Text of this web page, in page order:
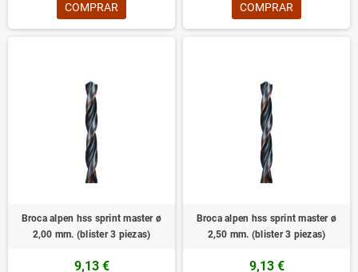
COMPRAR COMPRAR
Broca alpen hss sprint master ø
2,00 mm. (blister 3 piezas)
9,13 €
Broca alpen hss sprint master ø
2,50 mm. (blister 3 piezas)
9,13 €